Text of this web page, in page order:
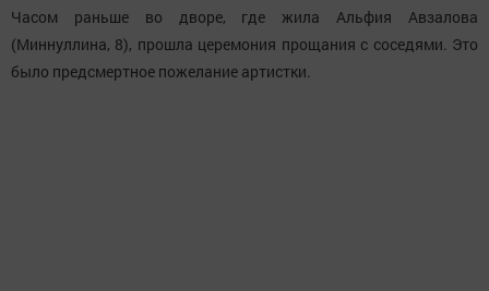
Часом раньше во дворе, где жила Альфия Авзалова
(Миннуллина, 8), прошла церемония прощания с соседями. Это
было предсмертное пожелание артистки.